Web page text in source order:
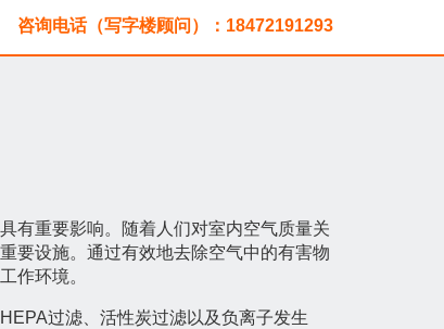
咨询电话（写字楼顾问）：18472191293
有重要影响。随着人们对室内空气质量关
要设施。通过有效地去除空气中的有害物
作环境。
过滤、活性炭过滤以及负离子发生